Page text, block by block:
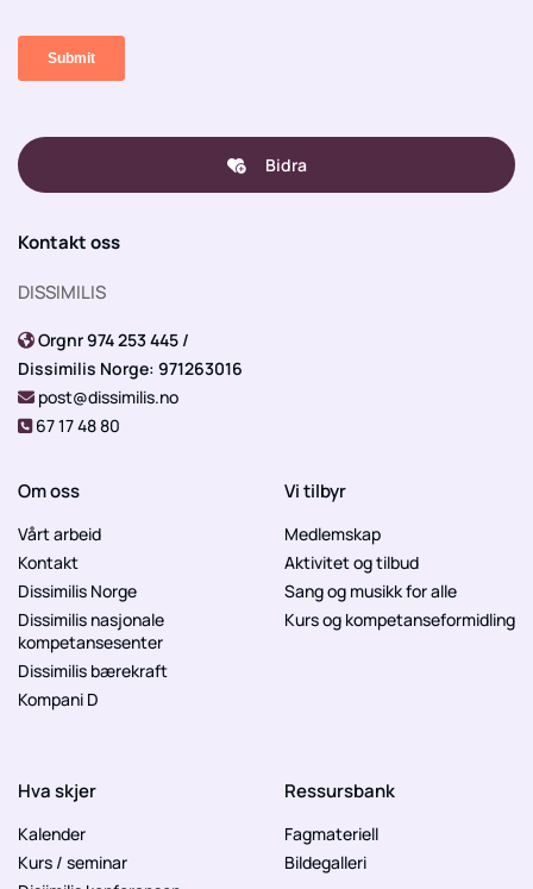
Bidra
Kontakt oss
DISSIMILIS
 Orgnr 974 253 445 /
Dissimilis Norge: 971263016
 post@dissimilis.no
 67 17 48 80
Om oss
Vårt arbeid
Kontakt
Dissimilis Norge
Dissimilis nasjonale
kompetansesenter
Dissimilis bærekraft
Kompani D
Vi tilbyr
Medlemskap
Aktivitet og tilbud
Sang og musikk for alle
Kurs og kompetanseformidling
Hva skjer
Kalender
Kurs / seminar
Ressursbank
Fagmateriell
Bildegalleri